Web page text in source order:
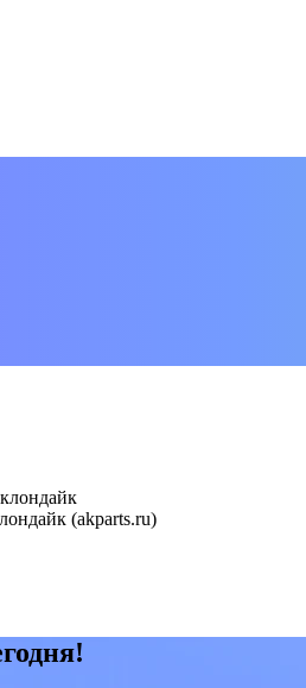
(akparts.ru)